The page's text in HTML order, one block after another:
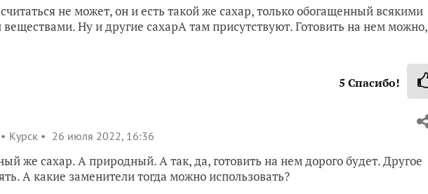
не может, он и есть такой же сахар, только обогащенный всякими
Ну и другие сахарА там присутствуют. Готовить на нем можно,
5 Спасибо!
Курск 26 июля 2022, 16:36
же сахар. А природный. А так, да, готовить на нем дорого будет. Другое
А какие заменители тогда можно использовать?